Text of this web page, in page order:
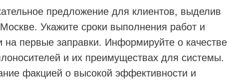
предложение для клиентов, выделив
Укажите сроки выполнения работ и
на первые заправки. Информируйте о качестве
и их преимуществах для системы.
факцией о высокой эффективности и